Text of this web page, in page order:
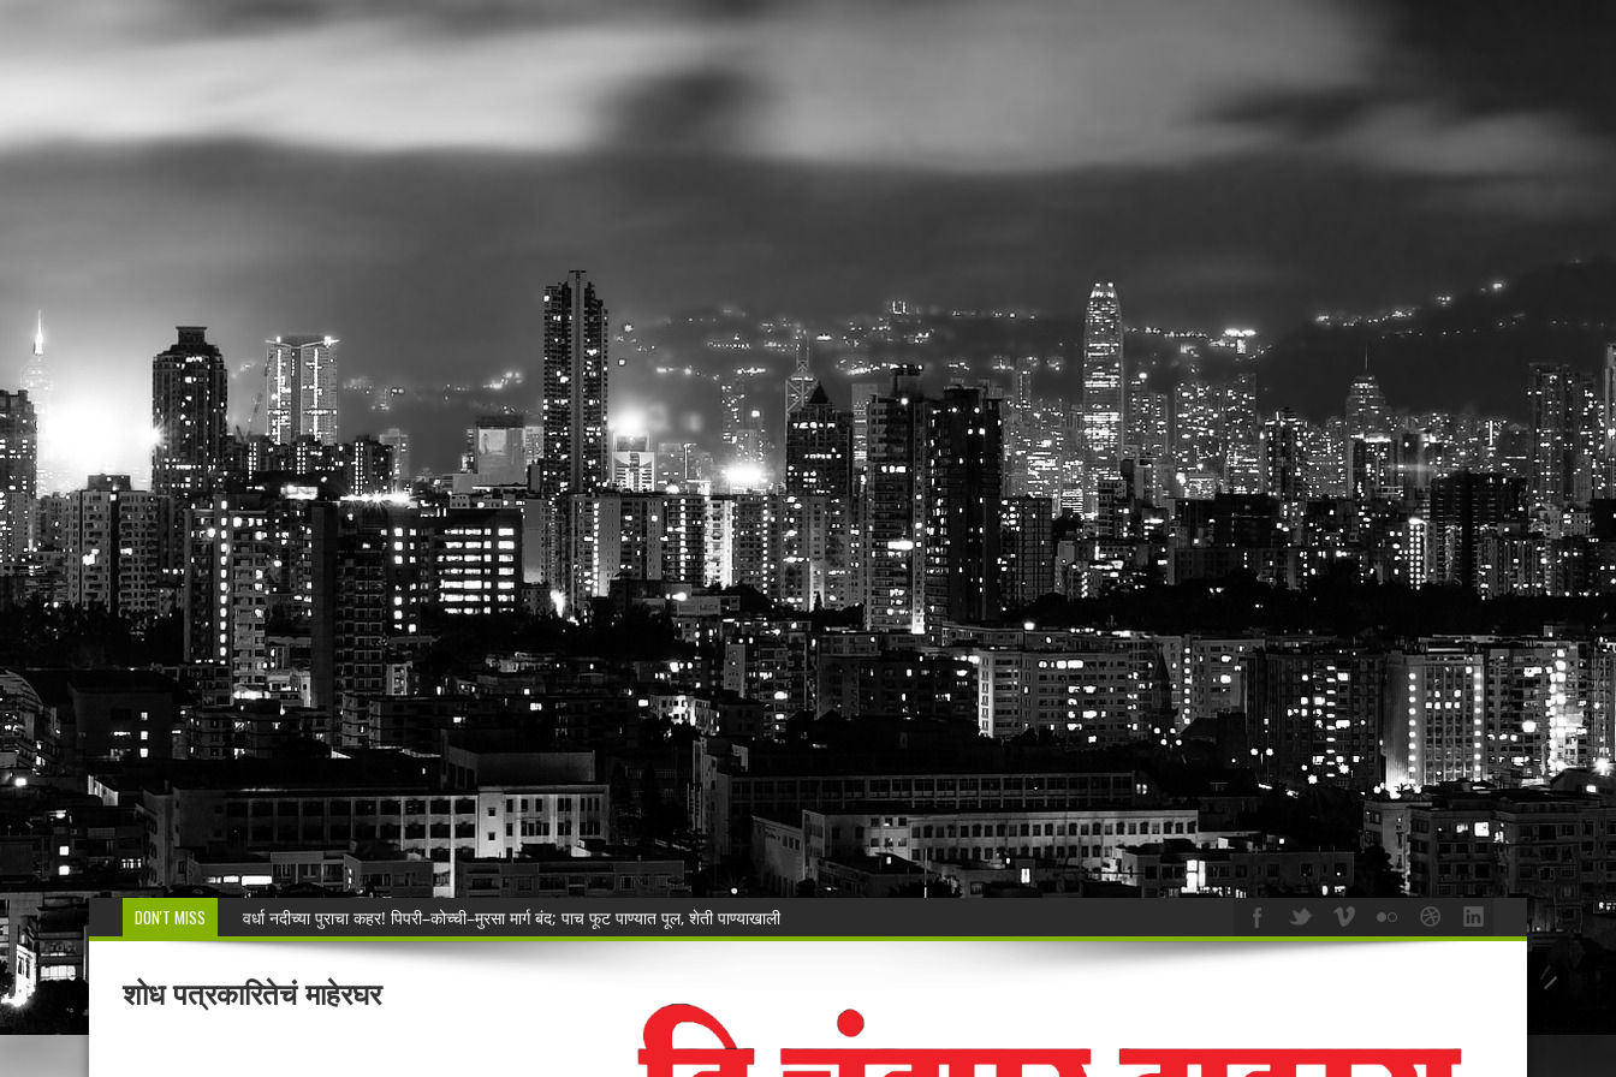
DON'T MISS
वर्धा नदीच्या पुराचा कहर! पिपरी–कोच्ची–मुरसा मार्ग बंद; पाच फूट पाण्यात पूल, शेती पाण्याखाली
बसस्थानकाजवळील ₹६ लाखांच्या घरफोडीचा छडा!
वीरूर पोलिसांचा गौ तस्करीवर ‘सर्जिकल स्ट्राईक’!
नगरपंचायत क्षेत्रातील विद्यार्थ्यांनाही नवोदय विद्यालयाच्या ग्रामीण कोट्यातून प्रवेश; सर्वोच्च न्यायालयाचा ऐतिहासिक निर्णय.
वाघाच्या हल्यात बैल ठार.टेकाडी दिक्षीत येथील घटना,शेतकऱ्याचे नुकसान.
शोध पत्रकारितेचं माहेरघर